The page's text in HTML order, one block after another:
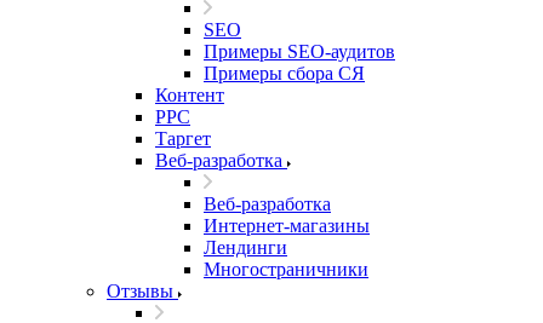
SEO
Примеры SEO-аудитов
Примеры сбора СЯ
Контент
PPC
Таргет
Веб-разработка
Веб-разработка
Интернет-магазины
Лендинги
Многостраничники
Отзывы